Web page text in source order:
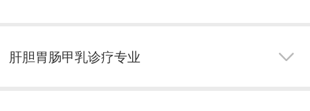
肝胆胃肠甲乳诊疗专业